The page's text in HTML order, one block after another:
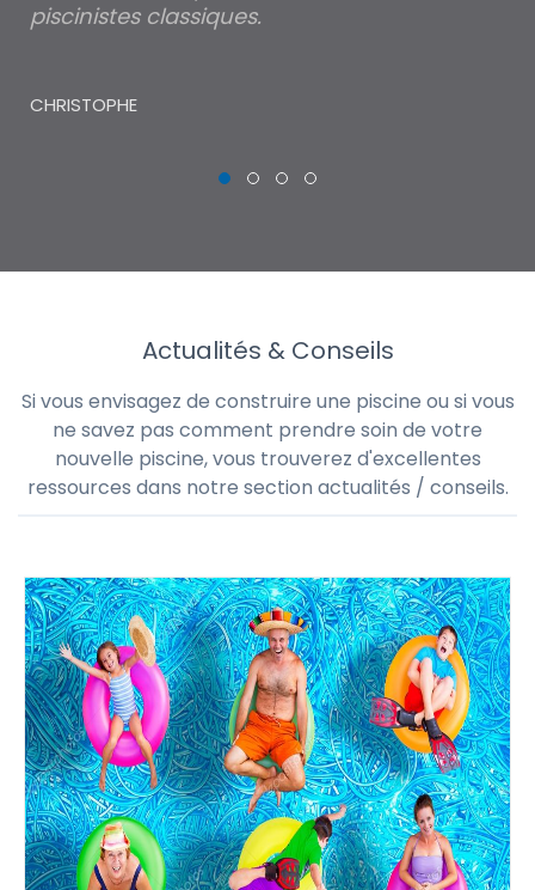
piscinistes classiques.
CHRISTOPHE
Actualités & Conseils
Si vous envisagez de construire une piscine ou si vous
ne savez pas comment prendre soin de votre
nouvelle piscine, vous trouverez d'excellentes
ressources dans notre section actualités / conseils.